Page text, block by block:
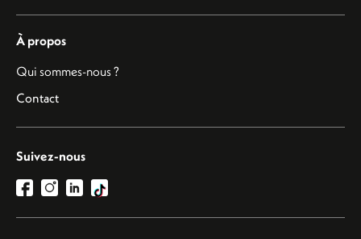
À propos
Qui sommes-nous ?
Contact
Suivez-nous